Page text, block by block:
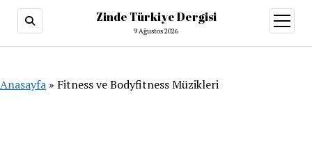
Zinde Türkiye Dergisi
9 Ağustos 2026
aç
Anasayfa » Fitness ve Bodyfitness Müzikleri